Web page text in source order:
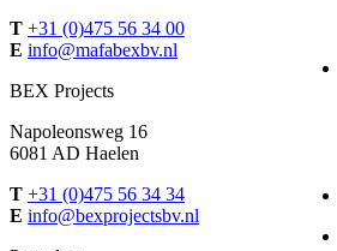
T +31 (0)475 56 34 00
E info@mafabexbv.nl
BEX Projects
Napoleonsweg 16
6081 AD Haelen
T +31 (0)475 56 34 34
E info@bexprojectsbv.nl